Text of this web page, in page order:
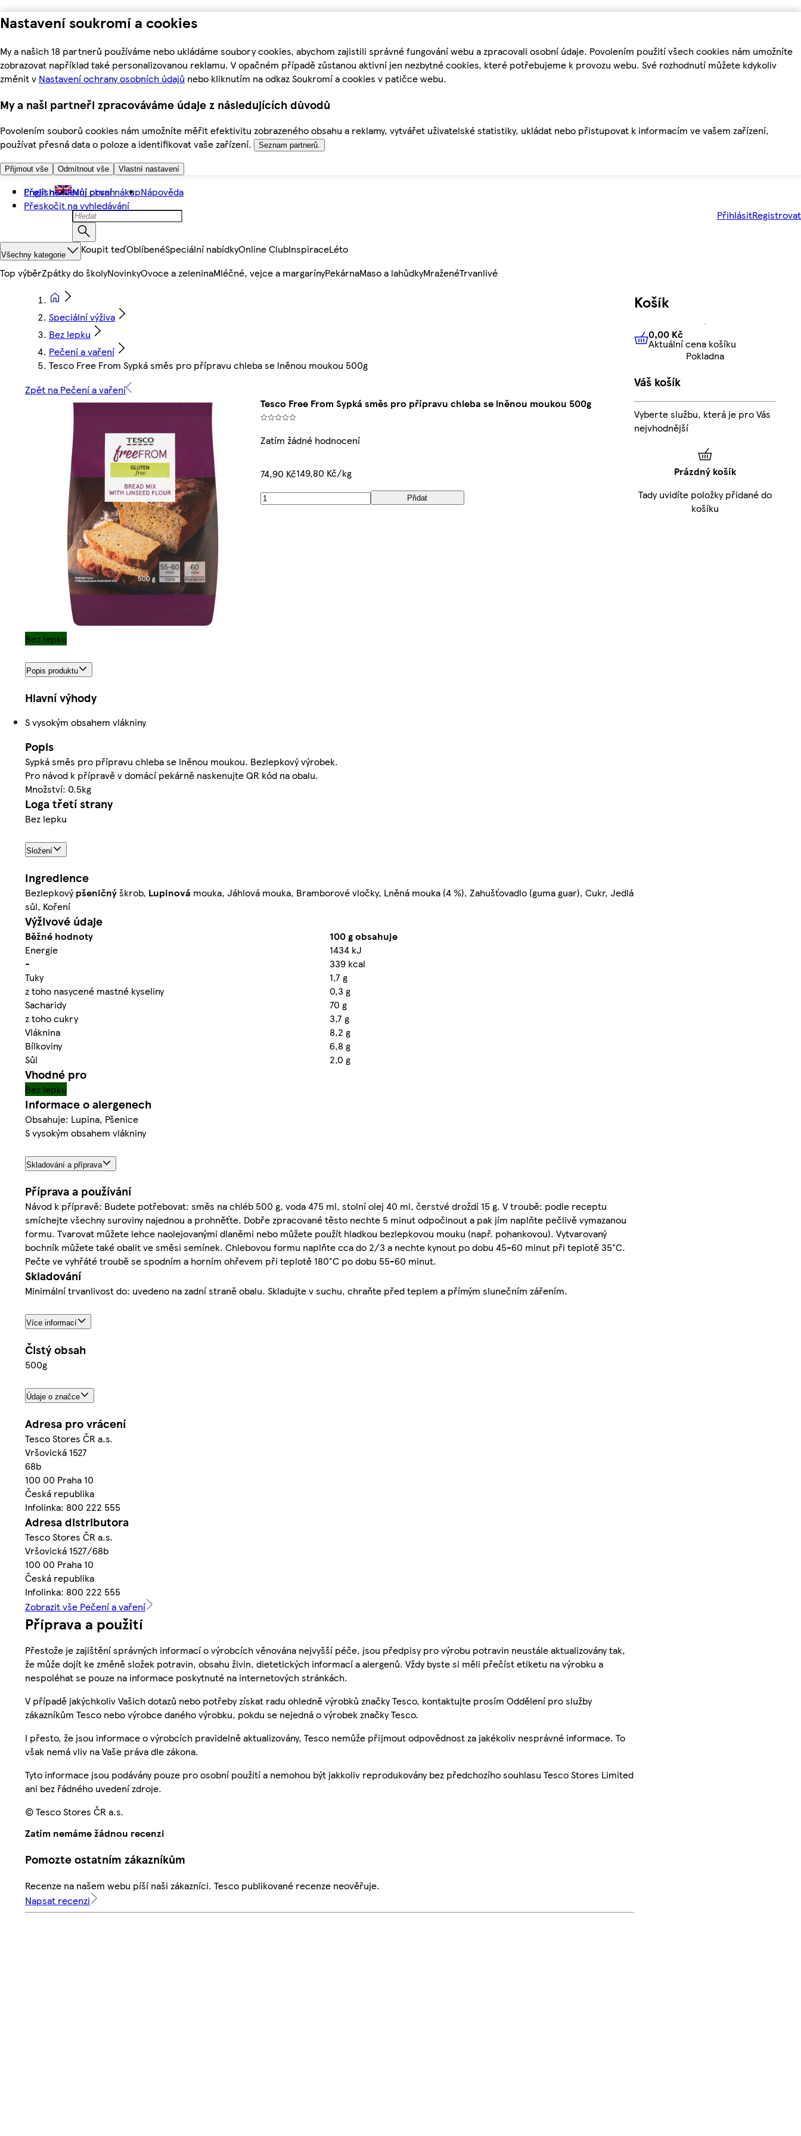
Nastavení soukromí a cookies
My a našich 18 partnerů používáme nebo ukládáme soubory cookies, abychom zajistili správné fungování webu a zpracovali osobní údaje. Povolením použití všech cookies nám umožníte
zobrazovat například také personalizovanou reklamu. V opačném případě zůstanou aktivní jen nezbytné cookies, které potřebujeme k provozu webu. Své rozhodnutí můžete kdykoliv
změnit v Nastavení ochrany osobních údajů nebo kliknutím na odkaz Soukromí a cookies v patičce webu.
My a naši partneři zpracováváme údaje z následujících důvodů
Povolením souborů cookies nám umožníte měřit efektivitu zobrazeného obsahu a reklamy, vytvářet uživatelské statistiky, ukládat nebo přistupovat k informacím ve vašem zařízení,
používat přesná data o poloze a identifikovat vaše zařízení.
Seznam partnerů.
Přijmout vše Odmítnout vše Vlastní nastavení
Přejít na hlavní obsah
Přeskočit na vyhledávání
English Můj první nákupNápověda
PřihlásitRegistrovat
Všechny kategorie Koupit teďOblíbenéSpeciální nabídkyOnline ClubInspiraceLéto
Top výběrZpátky do školyNovinkyOvoce a zeleninaMléčné, vejce a margarínyPekárnaMaso a lahůdkyMraženéTrvanlivé
Speciální výživa
Bez lepku
Pečení a vaření
Tesco Free From Sypká směs pro přípravu chleba se lněnou moukou 500g
Zpět na Pečení a vaření
Tesco Free From Sypká směs pro přípravu chleba se lněnou moukou 500g
Zatím žádné hodnocení
74,90 Kč149,80 Kč/kg
Přidat
Bez lepku
Popis produktu
Hlavní výhody
S vysokým obsahem vlákniny
Popis
Sypká směs pro přípravu chleba se lněnou moukou. Bezlepkový výrobek.
Pro návod k přípravě v domácí pekárně naskenujte QR kód na obalu.
Množství: 0.5kg
Loga třetí strany
Bez lepku
Složení
Ingredience
Bezlepkovýpšeničnýškrob, Lupinová mouka, Jáhlová mouka, Bramborové vločky, Lněná mouka (4 %), Zahušťovadlo (guma guar), Cukr, Jedlá
sůl, Koření
Výživové údaje
Běžné hodnoty
100 g obsahuje
Energie
1434 kJ
-
339 kcal
Tuky
1,7 g
z toho nasycené mastné kyseliny
0,3 g
Sacharidy
70 g
z toho cukry
3,7 g
Vláknina
8,2 g
Bílkoviny
6,8 g
Sůl
2,0 g
Vhodné pro
Bez lepku
Informace o alergenech
Obsahuje: Lupina, Pšenice
S vysokým obsahem vlákniny
Skladování a příprava
Příprava a používání
Návod k přípravě: Budete potřebovat: směs na chléb 500 g, voda 475 ml, stolní olej 40 ml, čerstvé droždí 15 g. V troubě: podle receptu
smíchejte všechny suroviny najednou a prohněťte. Dobře zpracované těsto nechte 5 minut odpočinout a pak jím naplňte pečlivě vymazanou
formu. Tvarovat můžete lehce naolejovanými dlaněmi nebo můžete použít hladkou bezlepkovou mouku (např. pohankovou). Vytvarovaný
bochník můžete také obalit ve směsi semínek. Chlebovou formu naplňte cca do 2/3 a nechte kynout po dobu 45-60 minut při teplotě 35°C.
Pečte ve vyhřáté troubě se spodním a horním ohřevem při teplotě 180°C po dobu 55-60 minut.
Skladování
Minimální trvanlivost do: uvedeno na zadní straně obalu. Skladujte v suchu, chraňte před teplem a přímým slunečním zářením.
Více informací
Čistý obsah
500g
Údaje o značce
Adresa pro vrácení
Tesco Stores ČR a.s.
Vršovická 1527
68b
100 00 Praha 10
Česká republika
Infolinka: 800 222 555
Adresa distributora
Tesco Stores ČR a.s.
Vršovická 1527/68b
100 00 Praha 10
Česká republika
Infolinka: 800 222 555
Zobrazit vše Pečení a vaření
Příprava a použití
Přestože je zajištění správných informací o výrobcích věnována nejvyšší péče, jsou předpisy pro výrobu potravin neustále aktualizovány tak,
že může dojít ke změně složek potravin, obsahu živin, dietetických informací a alergenů. Vždy byste si měli přečíst etiketu na výrobku a
nespoléhat se pouze na informace poskytnuté na internetových stránkách.
V případě jakýchkoliv Vašich dotazů nebo potřeby získat radu ohledně výrobků značky Tesco, kontaktujte prosím Oddělení pro služby
zákazníkům Tesco nebo výrobce daného výrobku, pokdu se nejedná o výrobek značky Tesco.
I přesto, že jsou informace o výrobcích pravidelně aktualizovány, Tesco nemůže přijmout odpovědnost za jakékoliv nesprávné informace. To
však nemá vliv na Vaše práva dle zákona.
Tyto informace jsou podávány pouze pro osobní použití a nemohou být jakkoliv reprodukovány bez předchozího souhlasu Tesco Stores Limited
ani bez řádného uvedení zdroje.
© Tesco Stores ČR a.s.
Zatím nemáme žádnou recenzi
Pomozte ostatním zákazníkům
Recenze na našem webu píší naši zákazníci. Tesco publikované recenze neověřuje.
Napsat recenzi
Košík
0,00 KčAktuální cena košíku
0,00 Kč
Aktuální cena košíku
Pokladna
Váš košík
Vyberte službu, která je pro Vás
nejvhodnější
Prázdný košík
Tady uvidíte položky přidané do
košíku